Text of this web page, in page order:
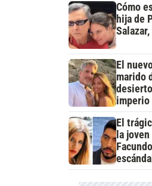
Cómo
hija de
El
marido
imperio
El
la